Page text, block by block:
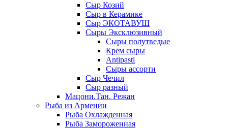
Сыр Козий
Сыр в Керамике
Сыр ЭКОТАВУШ
Сыры Эксклюзивный
Сыры полутведые
Крем сыры
Antipasti
Сыры ассорти
Сыр Чечил
Сыр разный
Мацони.Тан. Режан
Рыба из Армении
Рыба Охлажденная
Рыба Замороженная